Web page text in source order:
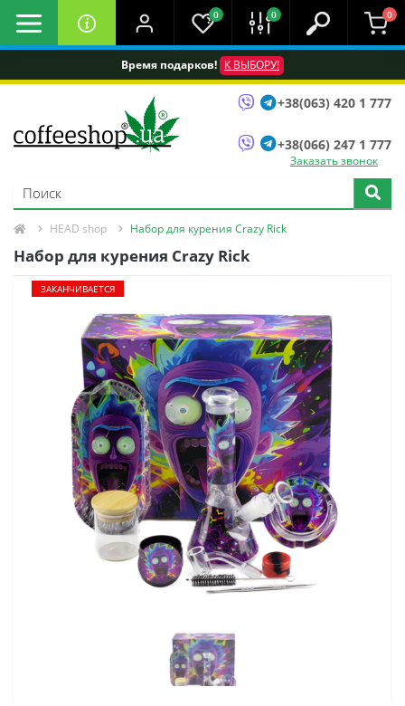
Время подарков! К ВЫБОРУ!
0 0 0
+38(063) 420 1 777
+38(066) 247 1 777
Заказать звонок
HEAD shop Набор для курения Crazy Rick
Набор для курения Crazy Rick
ЗАКАНЧИВАЕТСЯ